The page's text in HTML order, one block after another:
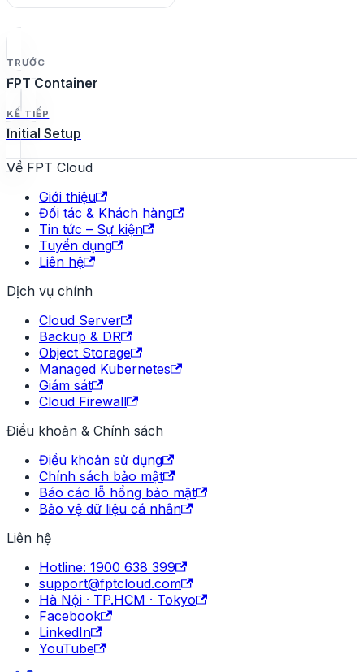
TRƯỚC
FPT Container
KẾ TIẾP
Initial Setup
Về FPT Cloud
Giới thiệu
Đối tác & Khách hàng
Tin tức – Sự kiện
Tuyển dụng
Liên hệ
Dịch vụ chính
Cloud Server
Backup & DR
Object Storage
Managed Kubernetes
Giám sát
Cloud Firewall
Điều khoản & Chính sách
Điều khoản sử dụng
Chính sách bảo mật
Báo cáo lỗ hổng bảo mật
Bảo vệ dữ liệu cá nhân
Liên hệ
Hotline: 1900 638 399
support@fptcloud.com
Hà Nội · TP.HCM · Tokyo
Facebook
LinkedIn
YouTube